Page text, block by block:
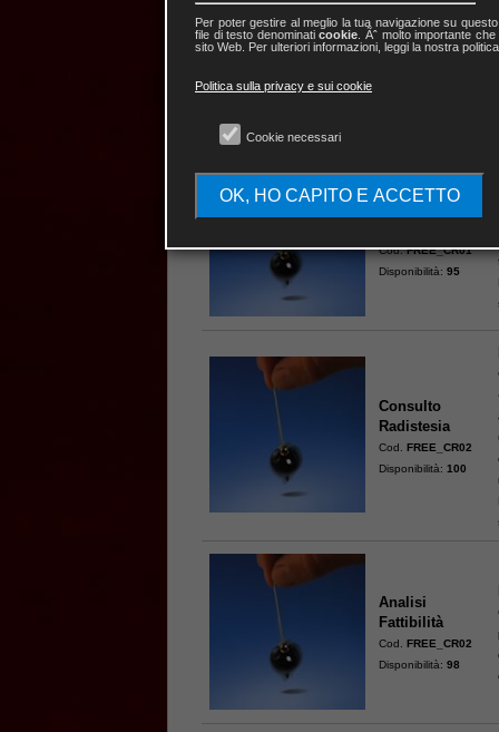
«Trattato sulle Fatture e
curatore.
Cod.FREE_CR01
Disponibilità:95
Consulto
Radistesia
Cod.FREE_CR02
Disponibilità:100
Analisi
Fattibilità
Cod.FREE_CR02
Disponibilità:98
Per poter gestire al meglio la tua navigazione su
file di testo denominaticookie . Ãˆ molto importante
sito Web. Per ulteriori informazioni, leggi la nostra
Politica sulla privacy e sui cookie
Cookie necessari
OK, HO CAPITO E ACCETTO